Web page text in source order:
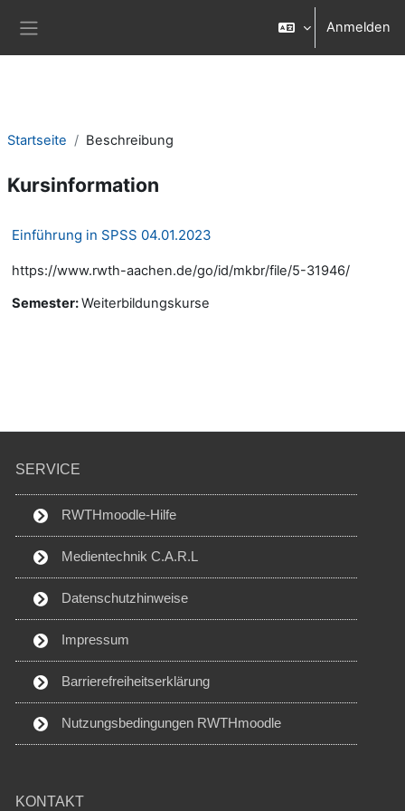
Anmelden
Startseite Beschreibung
Kursinformation
Einführung in SPSS 04.01.2023
https://www.rwth-aachen.de/go/id/mkbr/file/5-31946/
Semester:Weiterbildungskurse
SERVICE
RWTHmoodle-Hilfe
Medientechnik C.A.R.L
Datenschutzhinweise
Impressum
Barrierefreiheitserklärung
Nutzungsbedingungen RWTHmoodle
KONTAKT